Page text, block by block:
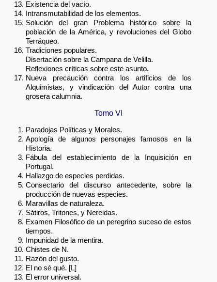
Existencia del vacío.
Intransmutabilidad de los elementos.
Solución del gran Problema histórico sobre la
población de la América, y revoluciones del Globo
Terráqueo.
Tradiciones populares.
Disertación sobre la Campana de Velilla.
Reflexiones críticas sobre este asunto.
Nueva precaución contra los artificios de los
Alquimistas, y vindicación del Autor contra una
grosera calumnia.
Tomo VI
Paradojas Políticas y Morales.
Apología de algunos personajes famosos en la
Historia.
Fábula del establecimiento de la Inquisición en
Portugal.
Hallazgo de especies perdidas.
Consectario del discurso antecedente, sobre la
producción de nuevas especies.
Maravillas de naturaleza.
Sátiros, Tritones, y Nereidas.
Examen Filosófico de un peregrino suceso de estos
tiempos.
Impunidad de la mentira.
Chistes de N.
Razón del gusto.
El no sé qué. [L]
El error universal.